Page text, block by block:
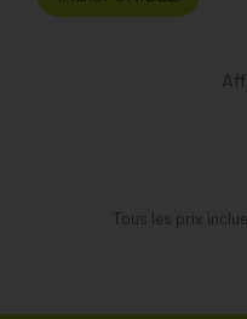
Tous les prix